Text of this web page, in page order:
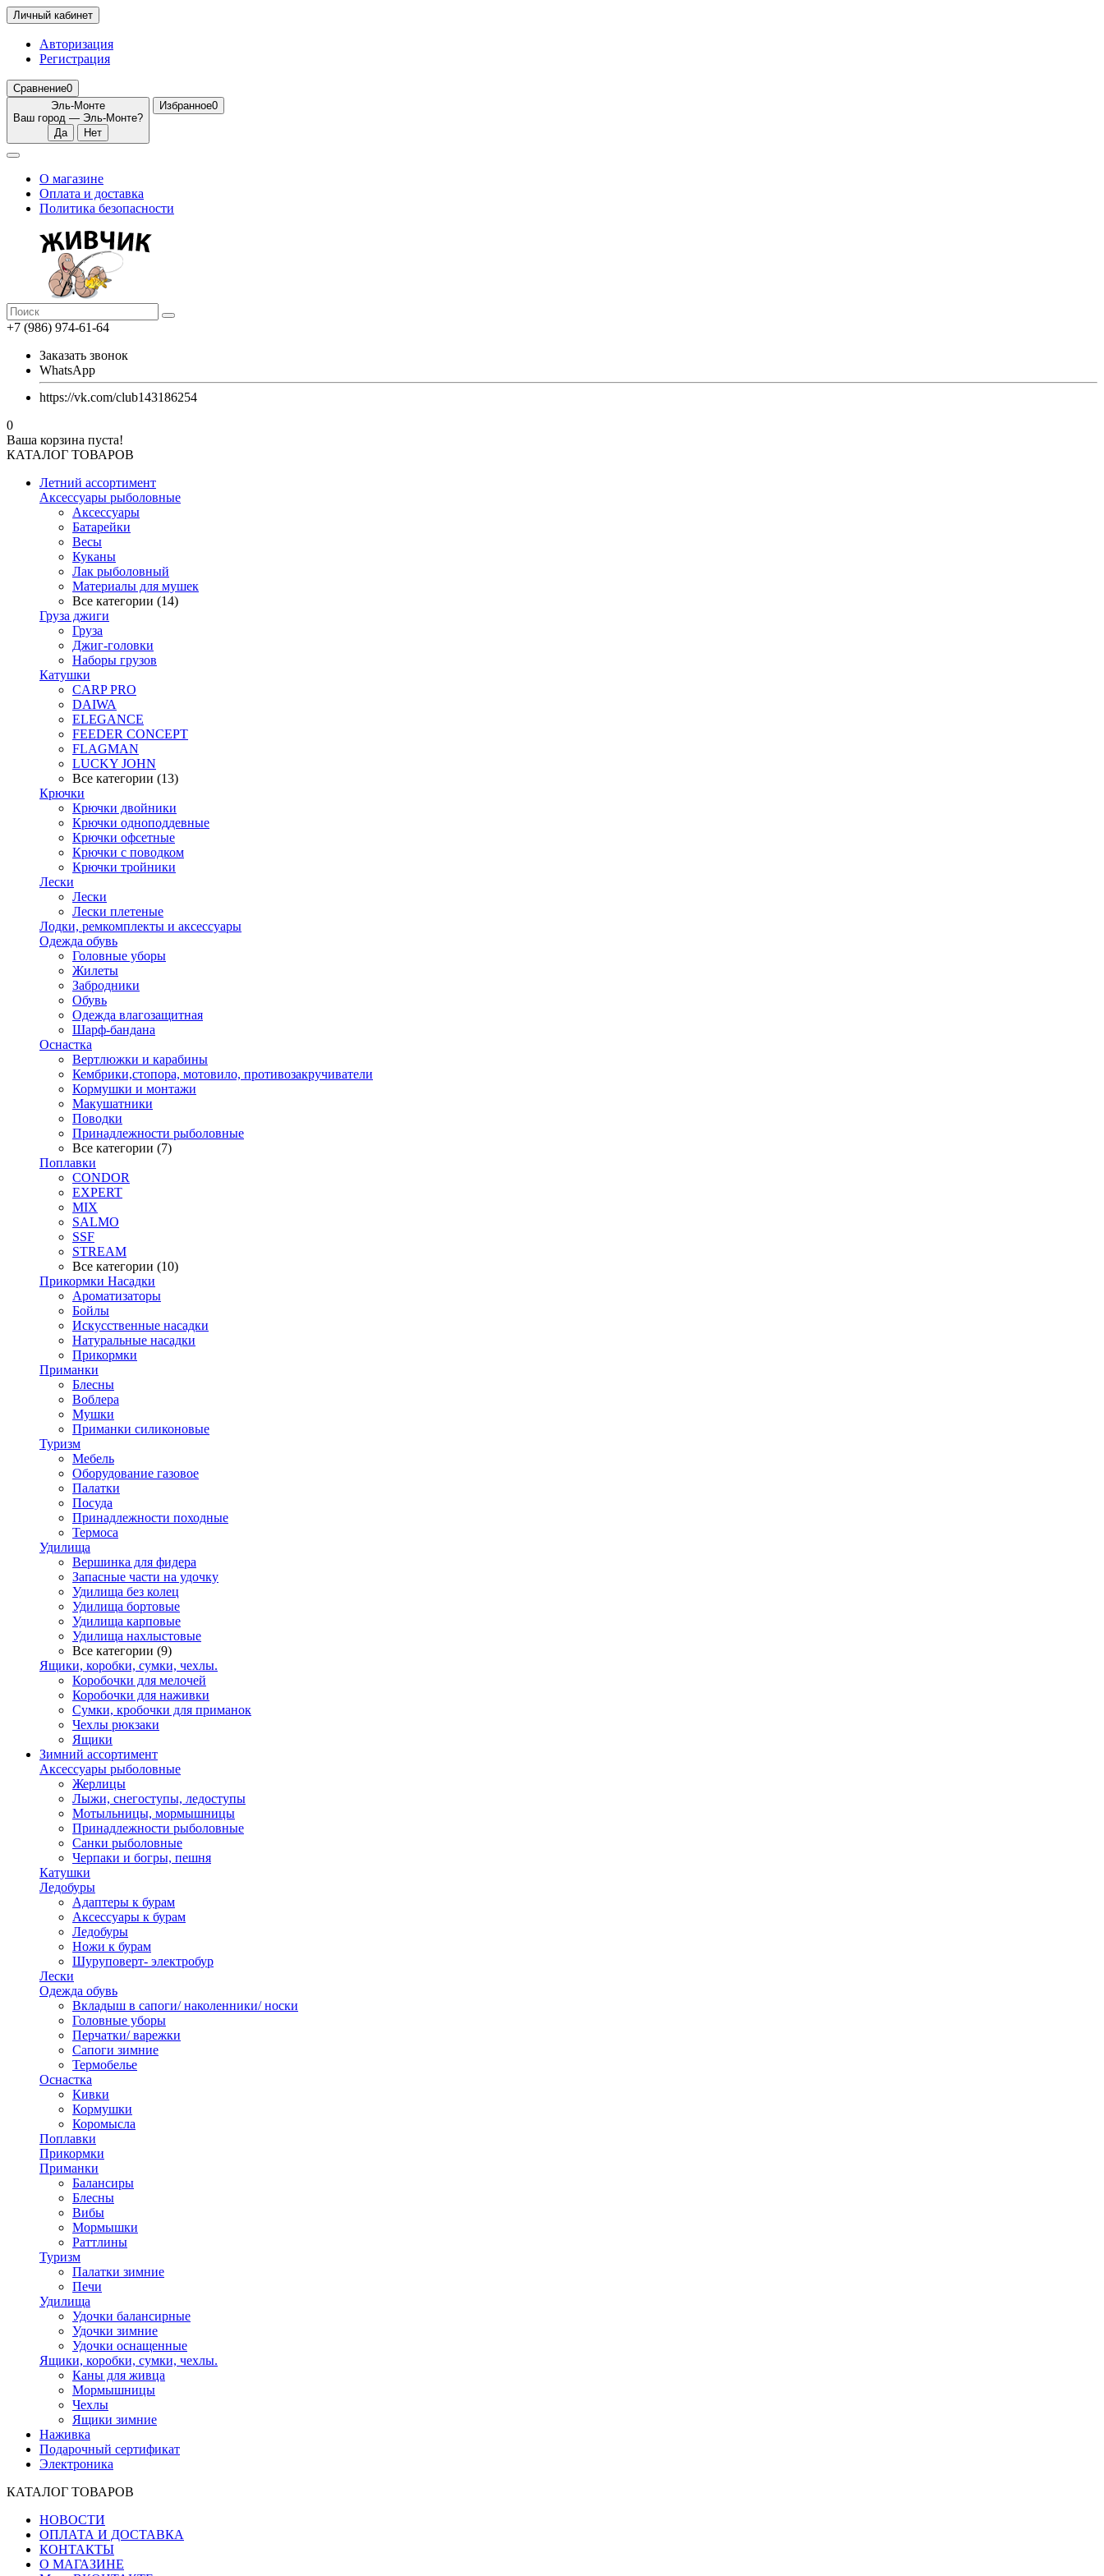
Личный кабинет
Авторизация
Регистрация
Сравнение0
Эль-Монте
Ваш город — Эль-Монте?
Избранное0
О магазине
Оплата и доставка
Политика безопасности
+7 (986) 974-61-64
Заказать звонок
WhatsApp
https://vk.com/club143186254
0
Ваша корзина пуста!
КАТАЛОГ ТОВАРОВ
Летний ассортимент
Аксессуары рыболовные
Аксессуары
Батарейки
Весы
Куканы
Лак рыболовный
Материалы для мушек
Все категории (14)
Груза джиги
Груза
Джиг-головки
Наборы грузов
Катушки
CARP PRO
DAIWA
ELEGANCE
FEEDER CONCEPT
FLAGMAN
LUCKY JOHN
Все категории (13)
Крючки
Крючки двойники
Крючки одноподдевные
Крючки офсетные
Крючки с поводком
Крючки тройники
Лески
Лески
Лески плетеные
Лодки, ремкомплекты и аксессуары
Одежда обувь
Головные уборы
Жилеты
Забродники
Обувь
Одежда влагозащитная
Шарф-бандана
Оснастка
Вертлюжки и карабины
Кембрики,стопора, мотовило, противозакручиватели
Кормушки и монтажи
Макушатники
Поводки
Принадлежности рыболовные
Все категории (7)
Поплавки
CONDOR
EXPERT
MIX
SALMO
SSF
STREAM
Все категории (10)
Прикормки Насадки
Ароматизаторы
Бойлы
Искусственные насадки
Натуральные насадки
Прикормки
Приманки
Блесны
Воблера
Мушки
Приманки силиконовые
Туризм
Мебель
Оборудование газовое
Палатки
Посуда
Принадлежности походные
Термоса
Удилища
Вершинка для фидера
Запасные части на удочку
Удилища без колец
Удилища бортовые
Удилища карповые
Удилища нахлыстовые
Все категории (9)
Ящики, коробки, сумки, чехлы.
Коробочки для мелочей
Коробочки для наживки
Сумки, кробочки для приманок
Чехлы рюкзаки
Ящики
Зимний ассортимент
Аксессуары рыболовные
Жерлицы
Лыжи, снегоступы, ледоступы
Мотыльницы, мормышницы
Принадлежности рыболовные
Санки рыболовные
Черпаки и богры, пешня
Катушки
Ледобуры
Адаптеры к бурам
Аксессуары к бурам
Ледобуры
Ножи к бурам
Шуруповерт- электробур
Лески
Одежда обувь
Вкладыш в сапоги/ наколенники/ носки
Головные уборы
Перчатки/ варежки
Сапоги зимние
Термобелье
Оснастка
Кивки
Кормушки
Коромысла
Поплавки
Прикормки
Приманки
Балансиры
Блесны
Вибы
Мормышки
Раттлины
Туризм
Палатки зимние
Печи
Удилища
Удочки балансирные
Удочки зимние
Удочки оснащенные
Ящики, коробки, сумки, чехлы.
Каны для живца
Мормышницы
Чехлы
Ящики зимние
Наживка
Подарочный сертификат
Электроника
КАТАЛОГ ТОВАРОВ
НОВОСТИ
ОПЛАТА И ДОСТАВКА
КОНТАКТЫ
О МАГАЗИНЕ